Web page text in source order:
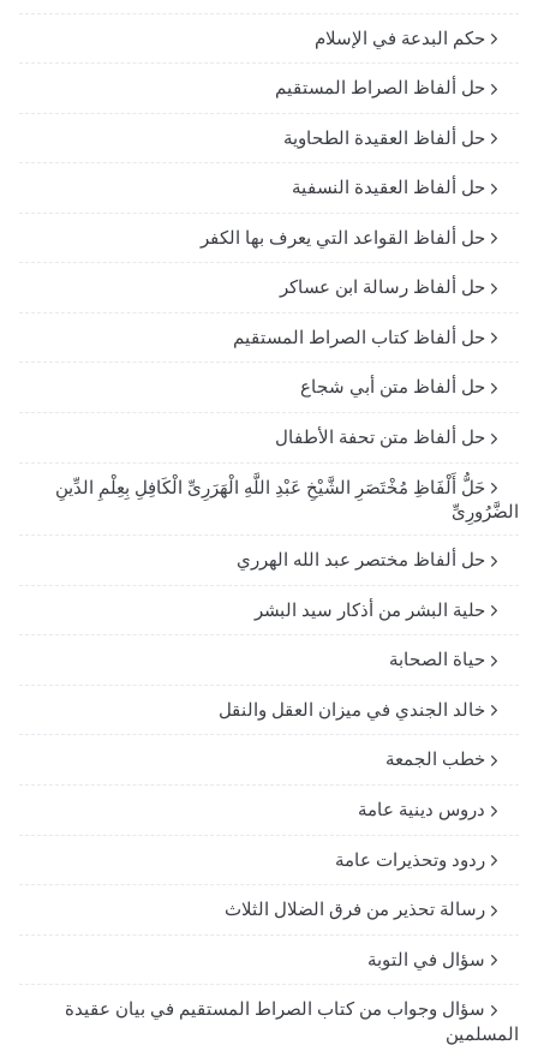
حكم البدعة في الإسلام
حل ألفاظ الصراط المستقيم
حل ألفاظ العقيدة الطحاوية
حل ألفاظ العقيدة النسفية
حل ألفاظ القواعد التي يعرف بها الكفر
حل ألفاظ رسالة ابن عساكر
حل ألفاظ كتاب الصراط المستقيم
حل ألفاظ متن أبي شجاع
حل ألفاظ متن تحفة الأطفال
حَلُّ أَلْفَاظِ مُخْتَصَرِ الشَّيْخِ عَبْدِ اللَّهِ الْهَرَرِىِّ الْكَافِلِ بِعِلْمِ الدِّينِ
الضَّرُورِىِّ
حل ألفاظ مختصر عبد الله الهرري
حلية البشر من أذكار سيد البشر
حياة الصحابة
خالد الجندي في ميزان العقل والنقل
خطب الجمعة
دروس دينية عامة
ردود وتحذيرات عامة
رسالة تحذير من فرق الضلال الثلاث
سؤال في التوبة
سؤال وجواب من كتاب الصراط المستقيم في بيان عقيدة
المسلمين